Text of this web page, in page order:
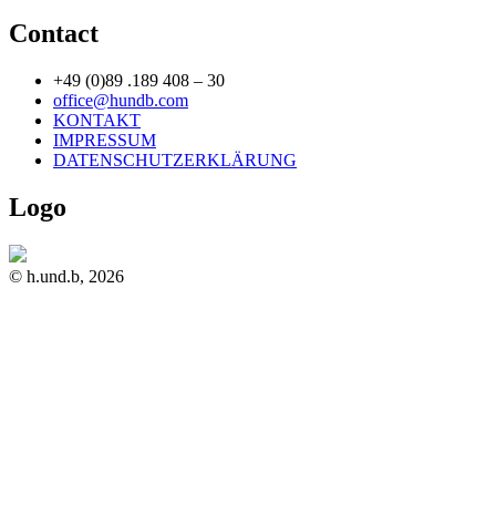
Contact
+49 (0)89 .189 408 – 30
office@hundb.com
KONTAKT
IMPRESSUM
DATENSCHUTZERKLÄRUNG
Logo
© h.und.b, 2026